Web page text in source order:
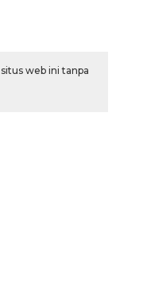
web ini tanpa